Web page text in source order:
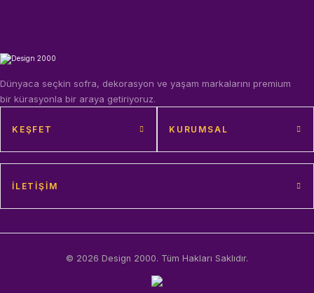
Dünyaca seçkin sofra, dekorasyon ve yaşam markalarını premium
bir kürasyonla bir araya getiriyoruz.
KEŞFET KURUMSAL
İLETIŞIM
© 2026 Design 2000. Tüm Hakları Saklıdır.